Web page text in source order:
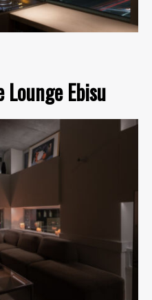
Ebisu